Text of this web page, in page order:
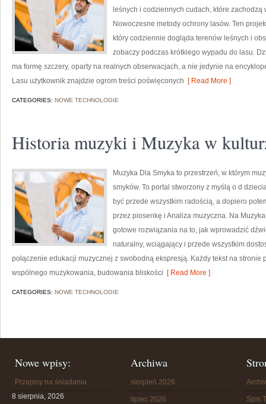
leśnych i codziennych cudach, które zachodzą
Nowoczesne metody ochrony lasów. Ten
który codziennie dogląda terenów leśnych i
zobaczy podczas krótkiego wypadu do lasu.
ma formę szczery, oparty na realnych obserwacjach, a nie jedynie na
Lasu użytkownik znajdzie ogrom treści poświęconych [ Read More ]
CATEGORIES: NOWE TECHNOLOGIE
Historia muzyki i Muzyka w
Muzyka Dla Smyka to przestrzeń, w którym
smyków. To portal stworzony z myślą o d
być przede wszystkim radością, a dopiero
przez piosenkę i Analiza muzyczna. Na
gotowe rozwiązania na to, jak wprowadzić
naturalny, wciągający i przede wszystkim
połączenie edukacji muzycznej z swobodną ekspresją. Każdy tekst na stronie
wspólnego muzykowania, budowania bliskości [ Read More ]
CATEGORIES: NOWE TECHNOLOGIE
Nowe wpisy:
Przepisy na śniadania
8 sierpnia, 2026
Archiwa
sierpień 2026
lipiec 2026 Spis